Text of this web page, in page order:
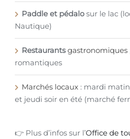
Paddle et pédalosur le lac
Nautique)
Restaurantsgastronomiques
romantiques
Marchés locaux : mardi
et jeudi soir en été (marché
👉 Plus d’infos sur l’Office de